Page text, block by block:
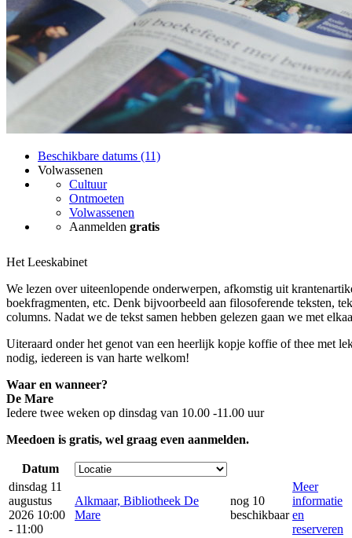
Beschikbare datums (11)
Volwassenen
Cultuur
Ontmoeten
Volwassenen
Aanmelden gratis
Het Leeskabinet
We lezen over uiteenlopende onderwerpen, afkomstig uit
boekfragmenten, etc. Denk bijvoorbeeld aan filosoferende teksten,
columns. Nadat we de tekst samen hebben gelezen gaan we met
Uiteraard onder het genot van een heerlijk kopje koffie of thee met
nodig, iedereen is van harte welkom!
Waar en wanneer?
De Mare
Iedere twee weken op dinsdag van 10.00 -11.00 uur
Meedoen is gratis, wel graag even aanmelden.
Datum
dinsdag 11
augustus
2026 10:00
- 11:00
Alkmaar, Bibliotheek De
Mare
nog 10
beschikbaar
Meer
informatie
en
reserveren